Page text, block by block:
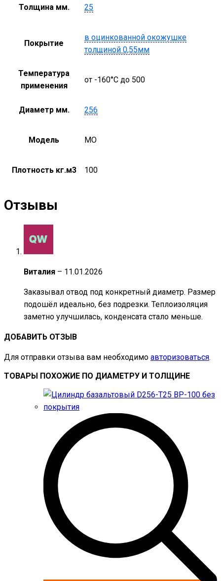
Толщина мм. 25
Покрытие
в оцинкованной окожушке
толщиной 0,55мм
Температура
применения
от -160°С до 500
Диаметр мм. 256
Модель MO
Плотность кг.м3 100
Отзывы
Виталия – 11.01.2026
Заказывал отвод под конкретный диаметр. Размер
подошёл идеально, без подрезки. Теплоизоляция
заметно улучшилась, конденсата стало меньше.
ДОБАВИТЬ ОТЗЫВ
Для отправки отзыва вам необходимо авторизоваться.
ТОВАРЫ ПОХОЖИЕ ПО ДИАМЕТРУ И ТОЛЩИНЕ